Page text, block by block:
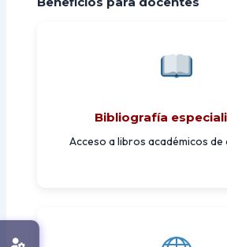
Bibliografía
Acceso a libros académicos de